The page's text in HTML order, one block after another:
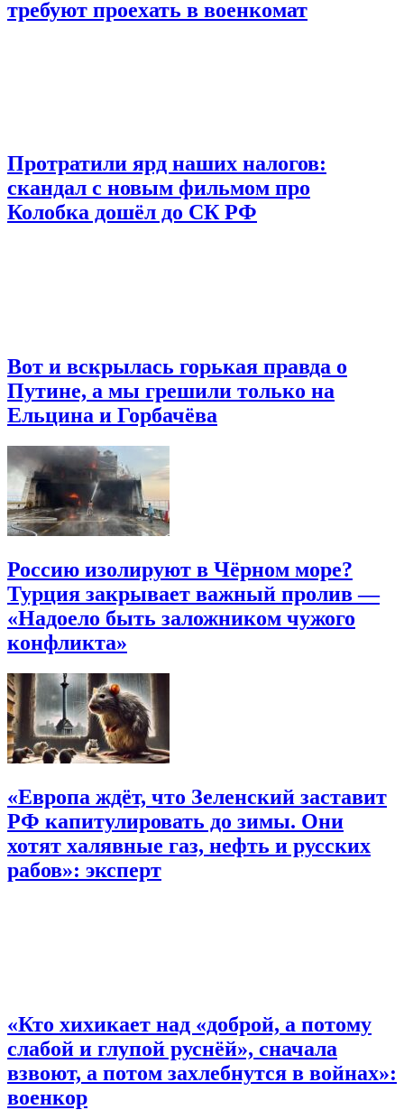
требуют проехать в военкомат
Протратили ярд наших налогов:
скандал с новым фильмом про
Колобка дошёл до СК РФ
Вот и вскрылась горькая правда о
Путине, а мы грешили только на
Ельцина и Горбачёва
Россию изолируют в Чёрном море?
Турция закрывает важный пролив —
«Надоело быть заложником чужого
конфликта»
«Европа ждёт, что Зеленский заставит
РФ капитулировать до зимы. Они
хотят халявные газ, нефть и русских
рабов»: эксперт
«Кто хихикает над «доброй, а потому
слабой и глупой руснёй», сначала
взвоют, а потом захлебнутся в войнах»:
военкор